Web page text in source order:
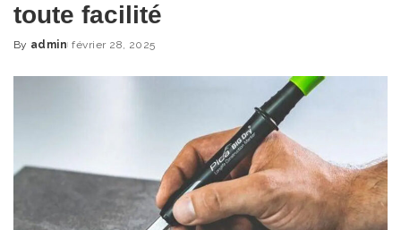
toute facilité
Posted
By admin février 28, 2025